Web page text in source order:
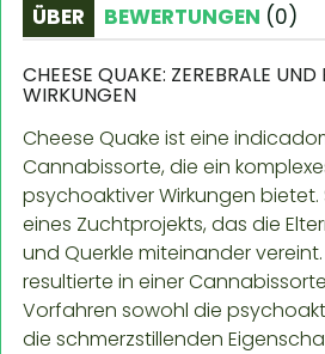
ÜBER BEWERTUNGEN (0)
CHEESE QUAKE: ZEREBRALE
WIRKUNGEN
Cheese Quake ist eine
Cannabissorte, die ein
psychoaktiver Wirkungen bietet.
eines Zuchtprojekts, das die
und Querkle miteinander
resultierte in einer
Vorfahren sowohl die
die schmerzstillenden